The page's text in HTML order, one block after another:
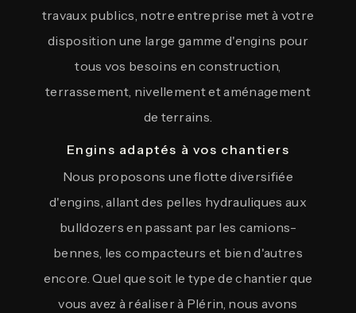
travaux publics, notre entreprise met à votre
disposition une large gamme d'engins pour
tous vos besoins en construction,
terrassement, nivellement et aménagement
de terrains.
Engins adaptés à vos chantiers
Nous proposons une flotte diversifiée
d'engins, allant des pelles hydrauliques aux
bulldozers en passant par les camions-
bennes, les compacteurs et bien d'autres
encore. Quel que soit le type de chantier que
vous avez à réaliser à Plérin, nous avons